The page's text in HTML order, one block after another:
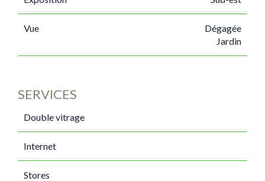
Vue
Dégagée
Jardin
SERVICES
Double vitrage
Internet
Stores